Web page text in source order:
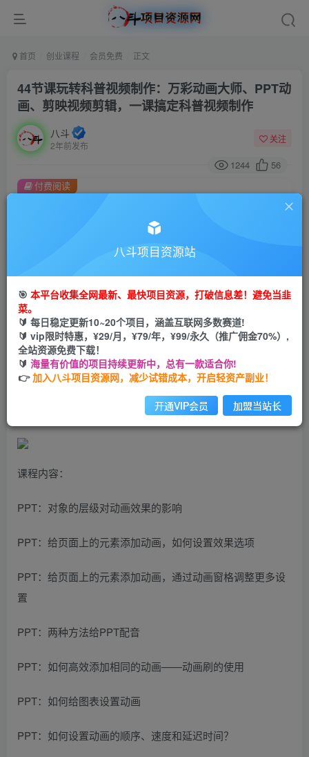
首页 创业课程 会员免费 正文
44节课玩转科普视频制作：万彩动画大师、PPT动
画、剪映视频剪辑，一课搞定科普视频制作
八斗
2年前发布
关注
1244 56
此内容为付费阅读，请付费后查看
金币9.9金币99
会员免费
您当前未登录！建议登陆后购买，可保存购买订单
付费阅读
44节课玩转科普视频制作：万彩动画大师、PPT动画、剪映
视频剪辑，一课搞定科普视频制作
课程内容：
PPT：对象的层级对动画效果的影响
PPT：给页面上的元素添加动画，如何设置效果选项
PPT：给页面上的元素添加动画，通过动画窗格调整更多设
置
PPT：两种方法给PPT配音
PPT：如何高效添加相同的动画——动画刷的使用
PPT：如何给图表设置动画
PPT：如何设置动画的顺序、速度和延迟时间？
八斗项目资源站
🎯 本平台收集全网最新、最快项目资源，打破信息差！避免当韭
菜。
🔰 每日稳定更新10~20个项目，涵盖互联网多数赛道!
🔰 vip限时特惠，¥29/月，¥79/年，¥99/永久（推广佣金70%）,
全站资源免费下载！
🔰 海量有价值的项目持续更新中，总有一款适合你!
👉加入八斗项目资源网，减少试错成本，开启轻资产副业！
开通VIP会员 加盟当站长